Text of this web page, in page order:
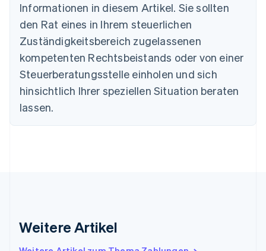
Informationen in diesem Artikel. Sie sollten
den Rat eines in Ihrem steuerlichen
Zuständigkeitsbereich zugelassenen
kompetenten Rechtsbeistands oder von einer
Steuerberatungsstelle einholen und sich
hinsichtlich Ihrer speziellen Situation beraten
lassen.
Weitere Artikel
Bulgarien
English
Dänemark
English
Deutschland
DeutschEnglish
English
Festlandchina
Indien